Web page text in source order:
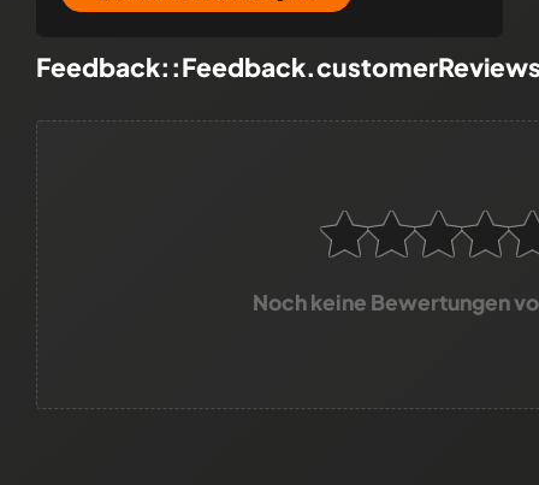
Noch keine Bewertungen